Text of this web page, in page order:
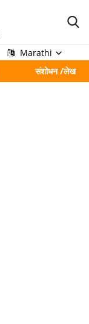
Marathi
संशोधन /लेख